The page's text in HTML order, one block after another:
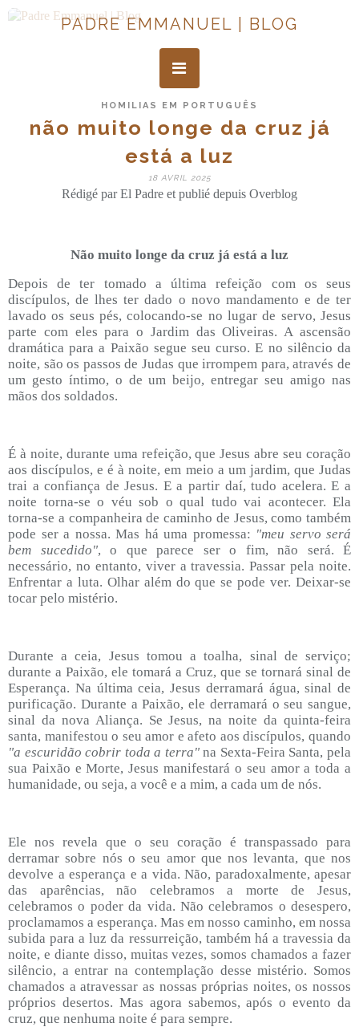
PADRE EMMANUEL | BLOG
HOMILIAS EM PORTUGUÊS
não muito longe da cruz já
está a luz
18 AVRIL 2025
Rédigé par El Padre et publié depuis Overblog
Não muito longe da cruz já está a luz
Depois de ter tomado a última refeição com os seus
discípulos, de lhes ter dado o novo mandamento e de ter
lavado os seus pés, colocando-se no lugar de servo, Jesus
parte com eles para o Jardim das Oliveiras. A ascensão
dramática para a Paixão segue seu curso. E no silêncio da
noite, são os passos de Judas que irrompem para, através de
um gesto íntimo, o de um beijo, entregar seu amigo nas
mãos dos soldados.
É à noite, durante uma refeição, que Jesus abre seu coração
aos discípulos, e é à noite, em meio a um jardim, que Judas
trai a confiança de Jesus. E a partir daí, tudo acelera. E a
noite torna-se o véu sob o qual tudo vai acontecer. Ela
torna-se a companheira de caminho de Jesus, como também
pode ser a nossa. Mas há uma promessa: "meu servo será
bem sucedido", o que parece ser o fim, não será. É
necessário, no entanto, viver a travessia. Passar pela noite.
Enfrentar a luta. Olhar além do que se pode ver. Deixar-se
tocar pelo mistério.
Durante a ceia, Jesus tomou a toalha, sinal de serviço;
durante a Paixão, ele tomará a Cruz, que se tornará sinal de
Esperança. Na última ceia, Jesus derramará água, sinal de
purificação. Durante a Paixão, ele derramará o seu sangue,
sinal da nova Aliança. Se Jesus, na noite da quinta-feira
santa, manifestou o seu amor e afeto aos discípulos, quando
"a escuridão cobrir toda a terra"na Sexta-Feira Santa, pela
sua Paixão e Morte, Jesus manifestará o seu amor a toda a
humanidade, ou seja, a você e a mim, a cada um de nós.
Ele nos revela que o seu coração é transpassado para
derramar sobre nós o seu amor que nos levanta, que nos
devolve a esperança e a vida. Não, paradoxalmente, apesar
das aparências, não celebramos a morte de Jesus,
celebramos o poder da vida. Não celebramos o desespero,
proclamamos a esperança. Mas em nosso caminho, em nossa
subida para a luz da ressurreição, também há a travessia da
noite, e diante disso, muitas vezes, somos chamados a fazer
silêncio, a entrar na contemplação desse mistério. Somos
chamados a atravessar as nossas próprias noites, os nossos
próprios desertos. Mas agora sabemos, após o evento da
cruz, que nenhuma noite é para sempre.